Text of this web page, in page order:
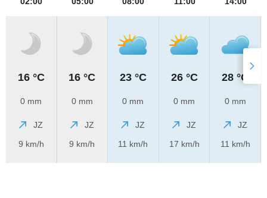
16 °C
0 mm
JZ
9 km/h
16 °C
0 mm
JZ
9 km/h
23 °C
0 mm
JZ
11 km/h
26 °C
0 mm
JZ
17 km/h
28 °C
0 mm
JZ
11 km/h